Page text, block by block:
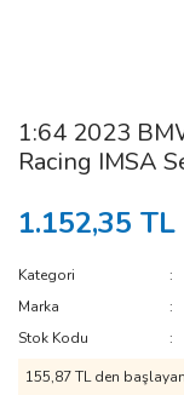
1:64 2023
Racing IMSA
1.152,35 TL
Kategori
Marka
Stok Kodu
155,87 TL den